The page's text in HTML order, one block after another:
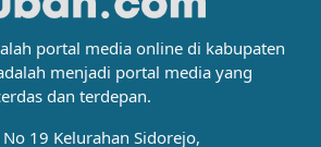
portal media online di kabupaten
menjadi portal media yang
dan terdepan.
19 Kelurahan Sidorejo,